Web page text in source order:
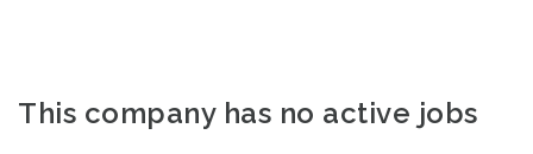
This company has no active jobs